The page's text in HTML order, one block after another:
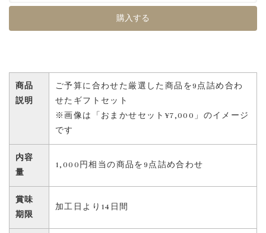
商品
説明
ご予算に合わせた厳選した商品を9点詰め合わ
せたギフトセット
※画像は「おまかせセット¥7,000」のイメージ
です
内容
量
1,000円相当の商品を9点詰め合わせ
賞味
期限
加工日より14日間